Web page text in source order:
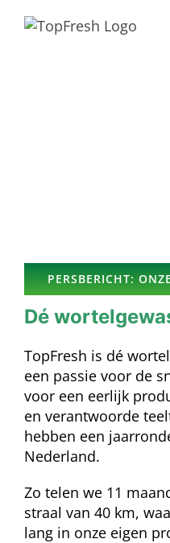
PERSBERICHT:
Dé
TopFresh is dé
een passie voor de
voor een eerlijk
en verantwoorde
hebben een
Nederland.
Zo telen we 11
straal van 40 km,
lang in onze eigen